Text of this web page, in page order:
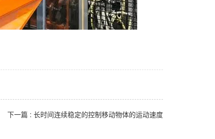
下一篇 : 长时间连续稳定的控制移动物体的运动速度